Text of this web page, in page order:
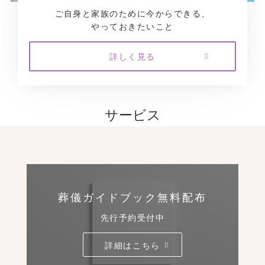
ご自身と家族のために今からできる、
やっておきたいこと
詳しく見る
サービス
葬儀ガイドブック無料配布
先行予約受付中
詳細はこちら